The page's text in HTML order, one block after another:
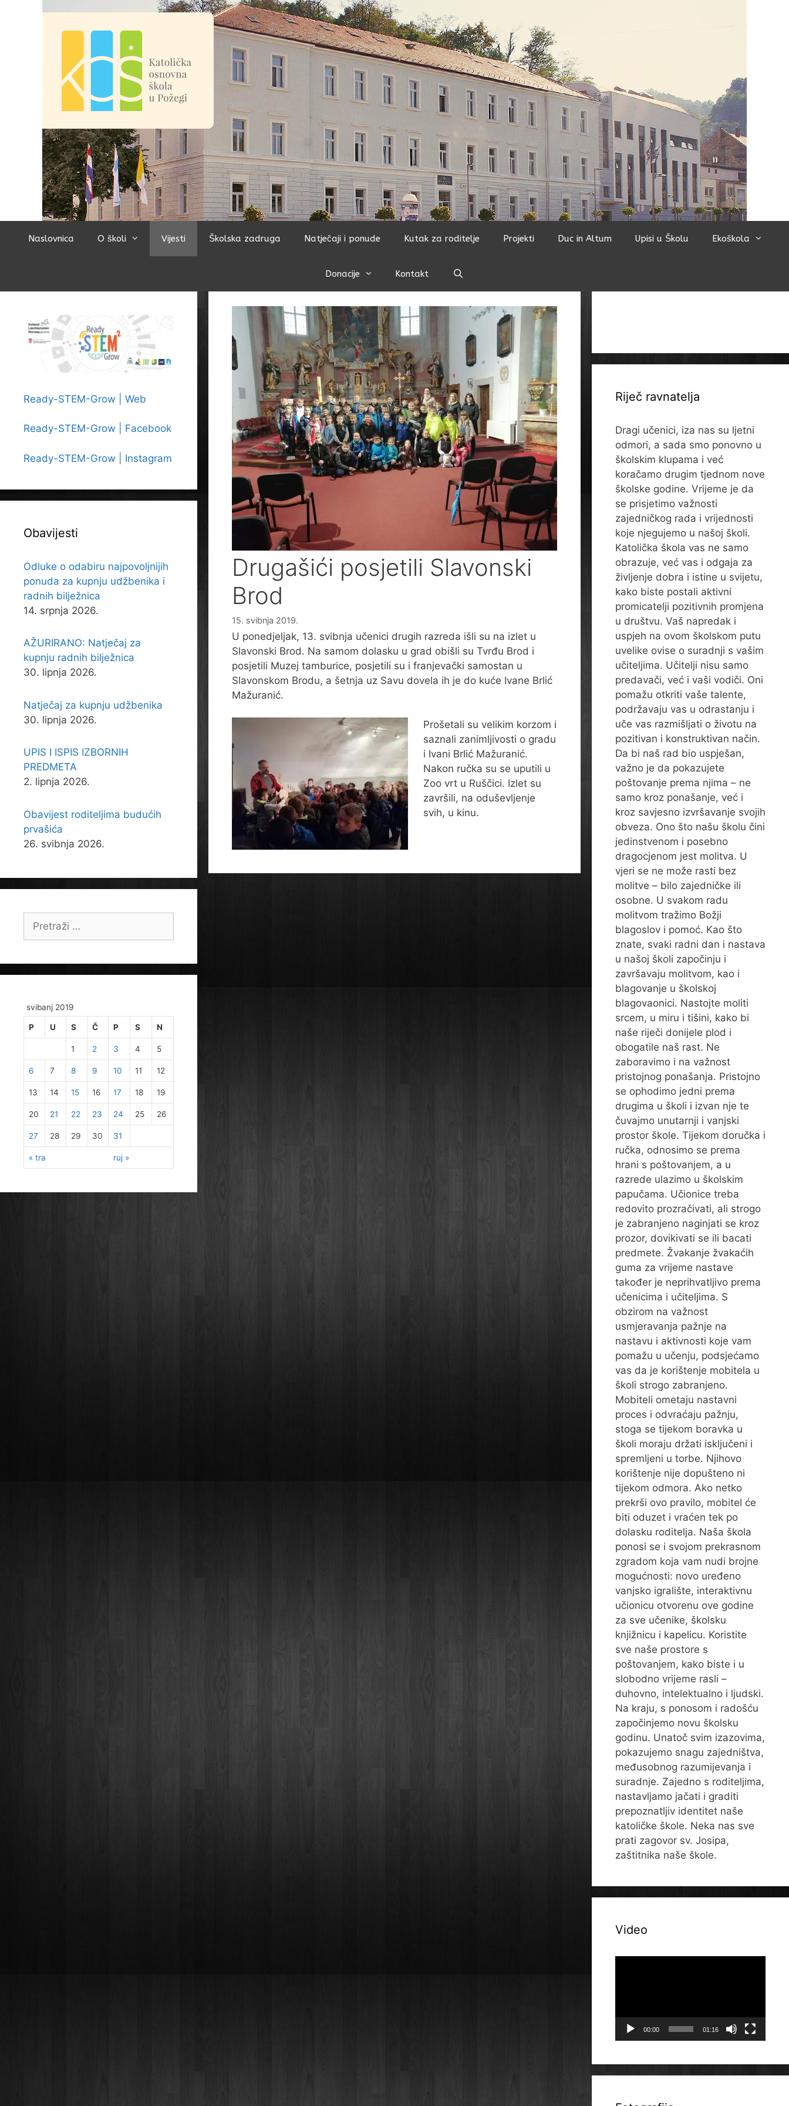
Naslovnica O školi Vijesti Školska zadruga Natječaji i ponude Kutak za roditelje Projekti Duc in Altum Upisi u Školu Ekoškola
Donacije Kontakt
Drugašići posjetili Slavonski
Brod
15. svibnja 2019.
U ponedjeljak, 13. svibnja učenici drugih razreda išli su na izlet u
Slavonski Brod. Na samom dolasku u grad obišli su Tvrđu Brod i
posjetili Muzej tamburice, posjetili su i franjevački samostan u
Slavonskom Brodu, a šetnja uz Savu dovela ih je do kuće Ivane Brlić
Mažuranić.
Prošetali su velikim korzom i
saznali zanimljivosti o gradu
i Ivani Brlić Mažuranić.
Nakon ručka su se uputili u
Zoo vrt u Ruščici. Izlet su
završili, na oduševljenje
svih, u kinu.
Ready-STEM-Grow | Web
Ready-STEM-Grow | Facebook
Ready-STEM-Grow | Instagram
Obavijesti
Odluke o odabiru najpovoljnijih
ponuda za kupnju udžbenika i
radnih bilježnica
14. srpnja 2026.
AŽURIRANO: Natječaj za
kupnju radnih bilježnica
30. lipnja 2026.
Natječaj za kupnju udžbenika
30. lipnja 2026.
UPIS I ISPIS IZBORNIH
PREDMETA
2. lipnja 2026.
Obavijest roditeljima budućih
prvašića
26. svibnja 2026.
svibanj 2019
P U S Č P S N
« tra ruj »
1 2 3 4 5
6 7 8 9 10 11 12
13 14 15 16 17 18 19
20 21 22 23 24 25 26
27 28 29 30 31
Riječ ravnatelja
Dragi učenici, iza nas su ljetni
odmori, a sada smo ponovno u
školskim klupama i već
koračamo drugim tjednom nove
školske godine. Vrijeme je da
se prisjetimo važnosti
zajedničkog rada i vrijednosti
koje njegujemo u našoj školi.
Katolička škola vas ne samo
obrazuje, već vas i odgaja za
življenje dobra i istine u svijetu,
kako biste postali aktivni
promicatelji pozitivnih promjena
u društvu. Vaš napredak i
uspjeh na ovom školskom putu
uvelike ovise o suradnji s vašim
učiteljima. Učitelji nisu samo
predavači, već i vaši vodiči. Oni
pomažu otkriti vaše talente,
podržavaju vas u odrastanju i
uče vas razmišljati o životu na
pozitivan i konstruktivan način.
Da bi naš rad bio uspješan,
važno je da pokazujete
poštovanje prema njima – ne
samo kroz ponašanje, već i
kroz savjesno izvršavanje svojih
obveza. Ono što našu školu čini
jedinstvenom i posebno
dragocjenom jest molitva. U
vjeri se ne može rasti bez
molitve – bilo zajedničke ili
osobne. U svakom radu
molitvom tražimo Božji
blagoslov i pomoć. Kao što
znate, svaki radni dan i nastava
u našoj školi započinju i
završavaju molitvom, kao i
blagovanje u školskoj
blagovaonici. Nastojte moliti
srcem, u miru i tišini, kako bi
naše riječi donijele plod i
obogatile naš rast. Ne
zaboravimo i na važnost
pristojnog ponašanja. Pristojno
se ophodimo jedni prema
drugima u školi i izvan nje te
čuvajmo unutarnji i vanjski
prostor škole. Tijekom doručka i
ručka, odnosimo se prema
hrani s poštovanjem, a u
razrede ulazimo u školskim
papučama. Učionice treba
redovito prozračivati, ali strogo
je zabranjeno naginjati se kroz
prozor, dovikivati se ili bacati
predmete. Žvakanje žvakaćih
guma za vrijeme nastave
također je neprihvatljivo prema
učenicima i učiteljima. S
obzirom na važnost
usmjeravanja pažnje na
nastavu i aktivnosti koje vam
pomažu u učenju, podsjećamo
vas da je korištenje mobitela u
školi strogo zabranjeno.
Mobiteli ometaju nastavni
proces i odvraćaju pažnju,
stoga se tijekom boravka u
školi moraju držati isključeni i
spremljeni u torbe. Njihovo
korištenje nije dopušteno ni
tijekom odmora. Ako netko
prekrši ovo pravilo, mobitel će
biti oduzet i vraćen tek po
dolasku roditelja. Naša škola
ponosi se i svojom prekrasnom
zgradom koja vam nudi brojne
mogućnosti: novo uređeno
vanjsko igralište, interaktivnu
učionicu otvorenu ove godine
za sve učenike, školsku
knjižnicu i kapelicu. Koristite
sve naše prostore s
poštovanjem, kako biste i u
slobodno vrijeme rasli –
duhovno, intelektualno i ljudski.
Na kraju, s ponosom i radošću
započinjemo novu školsku
godinu. Unatoč svim izazovima,
pokazujemo snagu zajedništva,
međusobnog razumijevanja i
suradnje. Zajedno s roditeljima,
nastavljamo jačati i graditi
prepoznatljiv identitet naše
katoličke škole. Neka nas sve
prati zagovor sv. Josipa,
zaštitnika naše škole.
Video
00:00 01:16